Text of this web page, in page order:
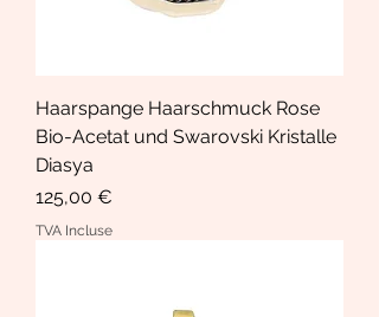
Haarspange Haarschmuck Rose
Bio-Acetat und Swarovski Kristalle
Diasya
Prix
125,00 €
TVA Incluse